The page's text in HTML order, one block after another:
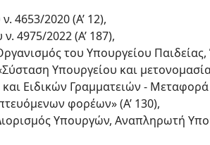
4653/2020 (Α’ 12),
4975/2022 (Α’ 187),
του Υπουργείου
Υπουργείου και
και Ειδικών Γραμματειών -
φορέων» (Α’ 130),
Υπουργών, Αναπληρωτή